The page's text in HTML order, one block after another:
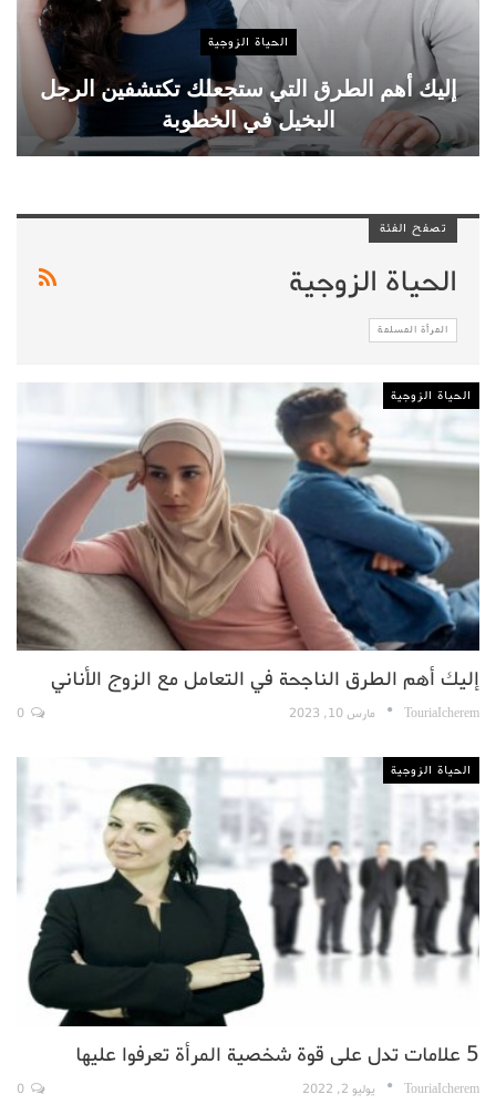
الحياة الزوجية
إليك أهم الطرق التي ستجعلك تكتشفين الرجل
البخيل في الخطوبة
تصفح الفئة
الحياة الزوجية
المرأة المسلمة
الحياة الزوجية
إليك أهم الطرق الناجحة في التعامل مع الزوج الأناني
TouriaIcherem مارس 10, 2023
الحياة الزوجية
5 علامات تدل على قوة شخصية المرأة تعرفوا عليها
TouriaIcherem يوليو 2, 2022